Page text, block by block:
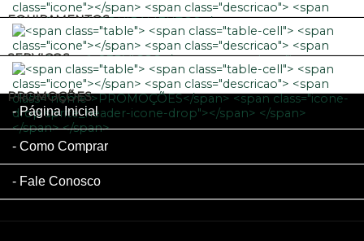
EQUIPAMENTOS
SERVIÇOS
PROMOÇÕES
Página Inicial
Como Comprar
Fale Conosco